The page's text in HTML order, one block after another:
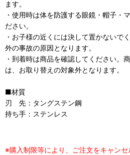
ます。
・使用時は体を防護する眼鏡・帽子・
ださい。
・お子様の近くには決して置かないで
外の事故の原因となります。
・到着時は商品を確認してください。
は、お取り替えの対象外となります。
■材質
刃 先：タングステン鋼
持ち手： ステンレス
※購入制限等により、ご注文をキャン